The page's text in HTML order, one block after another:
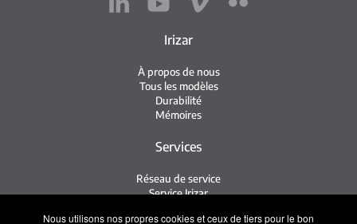
Nous utilisons nos propres cookies et ceux de tiers pour le bon
Irizar
À propos de nous
Tous les modèles
Durabilité
Mémoires
Services
Réseau de service
Service Irizar